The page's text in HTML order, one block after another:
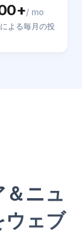
/ mo
よる毎月の投
ニュ
ウェブ